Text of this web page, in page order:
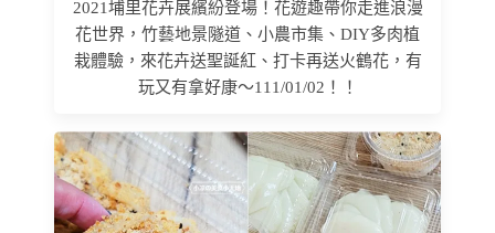
2021埔里花卉展繽紛登場！花遊趣帶你走進浪漫
花世界，竹藝地景隧道、小農市集、DIY多肉植
栽體驗，來花卉送聖誕紅、打卡再送火鶴花，有
玩又有拿好康～111/01/02！！